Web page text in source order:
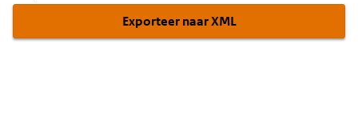
Exporteer naar XML